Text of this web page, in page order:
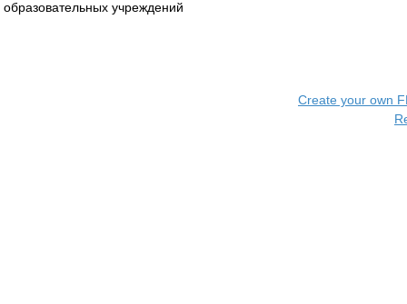
образовательных учреждений
Create your own